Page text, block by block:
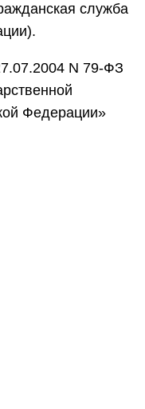
служба
N 79-ФЗ
Федерации»